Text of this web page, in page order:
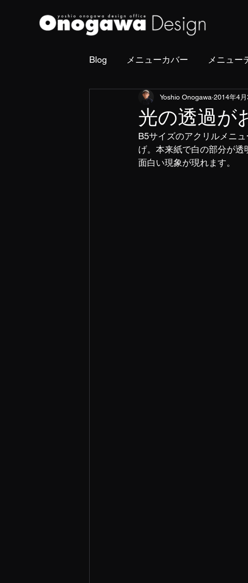
Blog メニューカバー メニュー
撮影・フォトディレクション
光の透過が
Yoshio Onogawa 2014年4月
B5サイズのアクリルメニ
げ。本来紙で白の部分が
面白い現象が現れます。